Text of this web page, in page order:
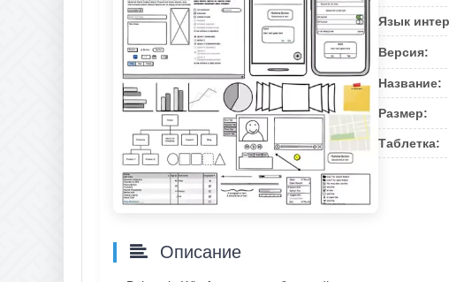
Язык
Версия:
Название:
Размер:
Таблетка:
Описание